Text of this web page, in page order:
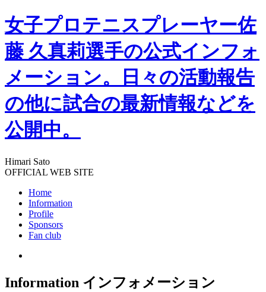
女子プロテニスプレーヤー佐
藤 久真莉選手の公式インフォ
メーション。日々の活動報告
の他に試合の最新情報などを
公開中。
Himari Sato
OFFICIAL WEB SITE
Home
Information
Profile
Sponsors
Fan club
Information インフォメーション